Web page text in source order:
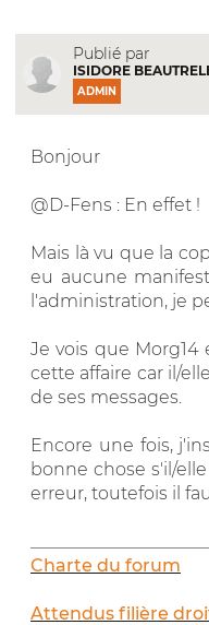
Publié par
ISIDORE
ADMIN
Bonjour
@D-Fens : En effet !
Mais là vu que la
eu aucune
l'administration, je
Je vois que
cette affaire car il/
de ses messages.
Encore une fois,
bonne chose s'il/
erreur, toutefois il
Charte du forum
Attendus filière